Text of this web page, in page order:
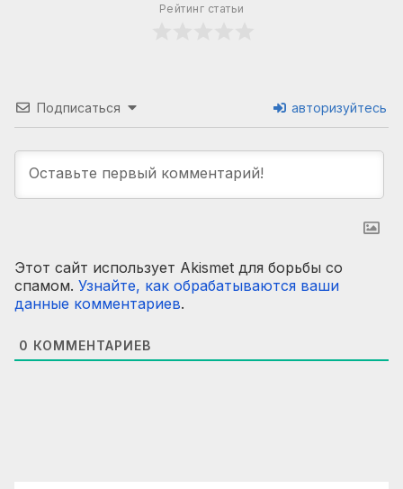
Рейтинг статьи
Подписаться авторизуйтесь
Этот сайт использует Akismet для борьбы со
спамом. Узнайте, как обрабатываются ваши
данные комментариев.
0 КОММЕНТАРИЕВ